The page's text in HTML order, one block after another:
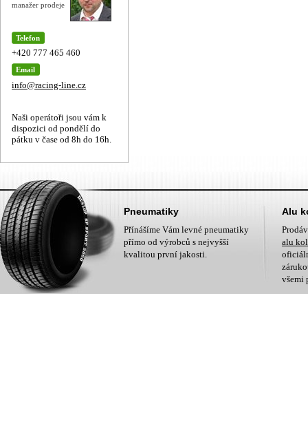
manažer prodeje
Telefon
+420 777 465 460
Email
info@racing-line.cz
Naši operátoři jsou vám k
dispozici od pondělí do
pátku v čase od 8h do 16h.
Pneumatiky
Přínášíme Vám levné pneumatiky
přímo od výrobců s nejvyšší
kvalitou první jakosti.
Alu
alu
všemi